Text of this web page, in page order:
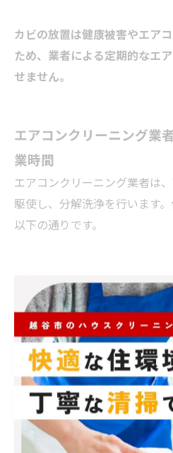
カビの放置は健康被害やエア
ため、業者による定期的なエ
せません。
エアコンクリーニング業
業時間
エアコンクリーニング業者は
駆使し、分解洗浄を行います
以下の通りです。
動作確認および周辺の養生
本体カバー・フィルターの
高圧洗浄機を用いた内部洗
パーツの乾燥および組み立
試運転と最終チェック
作業時間は1台あたり約90分程
能付きエアコンの場合は構造